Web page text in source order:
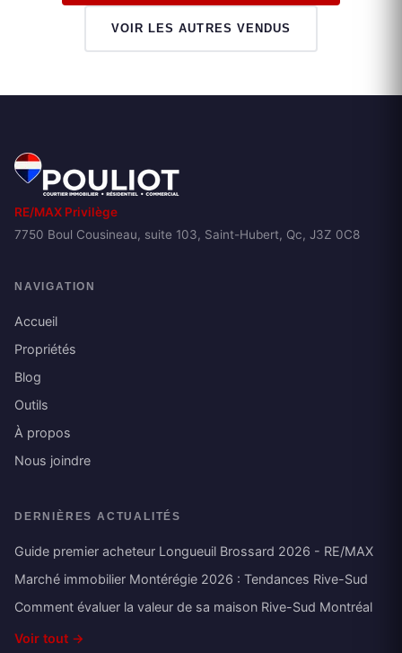
VOIR LES AUTRES VENDUS
RE/MAX Privilège
7750 Boul Cousineau, suite 103, Saint-Hubert, Qc, J3Z 0C8
NAVIGATION
Accueil
Propriétés
Blog
Outils
À propos
Nous joindre
DERNIÈRES ACTUALITÉS
Guide premier acheteur Longueuil Brossard 2026 - RE/MAX
Marché immobilier Montérégie 2026 : Tendances Rive-Sud
Comment évaluer la valeur de sa maison Rive-Sud Montréal
Voir tout →